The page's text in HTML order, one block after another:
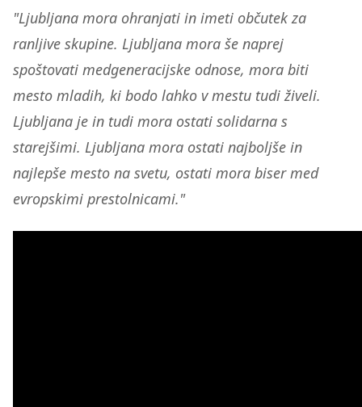
"Ljubljana mora ohranjati in imeti občutek za
ranljive skupine. Ljubljana mora še naprej
spoštovati medgeneracijske odnose, mora biti
mesto mladih, ki bodo lahko v mestu tudi živeli.
Ljubljana je in tudi mora ostati solidarna s
starejšimi. Ljubljana mora ostati najboljše in
najlepše mesto na svetu, ostati mora biser med
evropskimi prestolnicami."